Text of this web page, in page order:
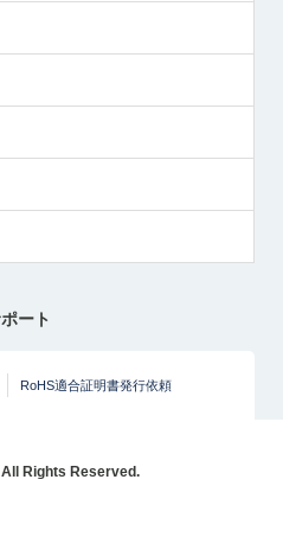
ート
RoHS適合証明書発行依頼
Rights Reserved.